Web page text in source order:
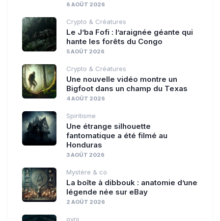
6 AOÛT 2026
Crypto & Créatures
Le J’ba Fofi : l’araignée géante qui
hante les forêts du Congo
5 AOÛT 2026
Crypto & Créatures
Une nouvelle vidéo montre un
Bigfoot dans un champ du Texas
4 AOÛT 2026
Spiritisme
Une étrange silhouette
fantomatique a été filmé au
Honduras
3 AOÛT 2026
Mystère & co
La boîte à dibbouk : anatomie d’une
légende née sur eBay
2 AOÛT 2026
ovni